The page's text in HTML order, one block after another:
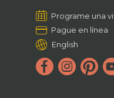
Programe una
Pague en línea
English